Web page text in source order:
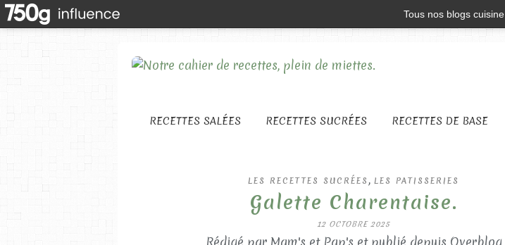
Tous nos blogs cuisine
RECETTES SALÉES RECETTES SUCRÉES RECETTES DE BASE
LES RECETTES SUCRÉES , LES PATISSERIES
Galette Charentaise.
12 OCTOBRE 2025